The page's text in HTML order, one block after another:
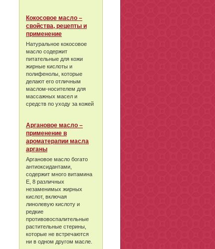
Кокосовое масло –
свойства, рецепты и
применение
Натуральное кокосовое
масло содержит
питательные для кожи
жирные кислоты и
полифенолы, которые
делают его отличным
маслом-носителем для
массажных масел и
средств по уходу за кожей
Аргановое масло –
применение в
ароматерапии масла
арганы
Аргановое масло богато
антиоксидантами,
содержит много витамина
Е, 8 различных
незаменимых жирных
кислот, включая
линолевую кислоту и
редкие
противовоспалительные
растительные стерины,
которые не встречаются
ни в одном другом масле.